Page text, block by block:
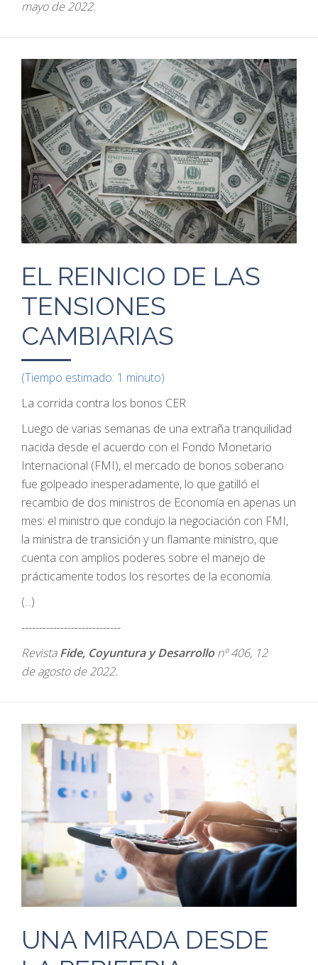
mayo de 2022.
EL REINICIO DE LAS
TENSIONES
CAMBIARIAS
(Tiempo estimado: 1 minuto)
La corrida contra los bonos CER
Luego de varias semanas de una extraña tranquilidad
nacida desde el acuerdo con el Fondo Monetario
Internacional (FMI), el mercado de bonos soberano
fue golpeado inesperadamente, lo que gatilló el
recambio de dos ministros de Economía en apenas un
mes: el ministro que condujo la negociación con FMI,
la ministra de transición y un flamante ministro, que
cuenta con amplios poderes sobre el manejo de
prácticamente todos los resortes de la economía.
(...)
----------------------------
RevistaFide, Coyuntura y Desarrollonº 406, 12
de agosto de 2022.
UNA MIRADA DESDE